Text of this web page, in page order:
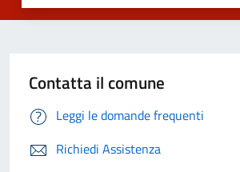
Contatta il comune
Leggi le domande frequenti
Richiedi Assistenza